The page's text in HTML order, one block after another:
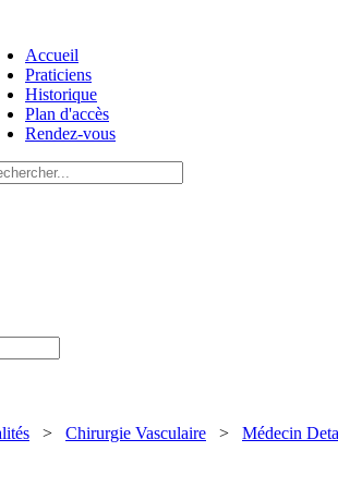
Accueil
Praticiens
Historique
Plan d'accès
Rendez-vous
> Chirurgie Vasculaire > Médecin